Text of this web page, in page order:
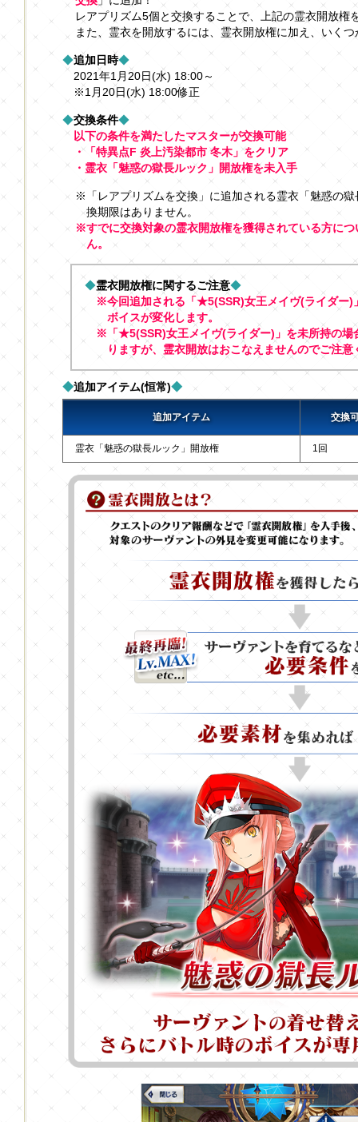
レアプリズム5個と交換することで、上記の霊衣開放権
また、霊衣を開放するには、霊衣開放権に加え、いく
◆追加日時◆
2021年1月20日(水) 18:00～
※1月20日(水) 18:00修正
◆交換条件◆
以下の条件を満たしたマスターが交換可能
・「特異点F 炎上汚染都市 冬木」をクリア
・霊衣「魅惑の獄長ルック」開放権を未入手
※「レアプリズムを交換」に追加される霊衣「魅惑の
換期限はありません。
※すでに交換対象の霊衣開放権を獲得されている方に
ん。
◆霊衣開放権に関するご注意◆
※今回追加される「★5(SSR)女王メイヴ(ライダー)
ボイスが変化します。
※「★5(SSR)女王メイヴ(ライダー)」を未所持の場
りますが、霊衣開放はおこなえませんのでご注意
◆追加アイテム(恒常)◆
追加アイテム 交換
霊衣「魅惑の獄長ルック」開放権 1回